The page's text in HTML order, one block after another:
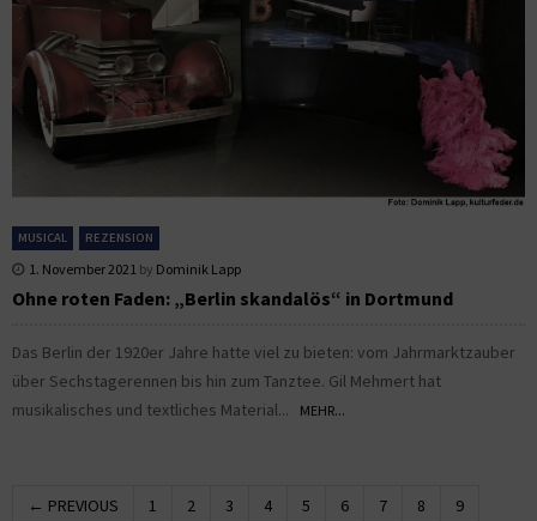
MUSICAL REZENSION
1. November 2021 by Dominik Lapp
Ohne roten Faden: „Berlin skandalös“ in Dortmund
Das Berlin der 1920er Jahre hatte viel zu bieten: vom Jahrmarktzauber
über Sechstagerennen bis hin zum Tanztee. Gil Mehmert hat
musikalisches und textliches Material...
MEHR...
← PREVIOUS 1 2 3 4 5 6 7 8
9